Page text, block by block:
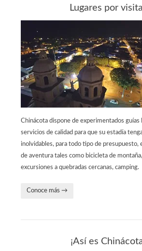
Lugares por
Chinácota dispone de experimentados guías
servicios de calidad para que su estadía
inolvidables, para todo tipo de presupuesto,
de aventura tales como bicicleta de
excursiones a quebradas cercanas, camping.
Conoce más →
¡Así es